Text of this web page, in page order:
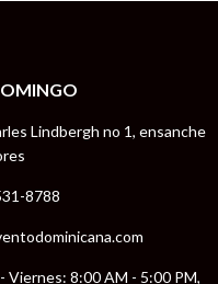
Lindbergh no 1, ensanche
8788
Viernes: 8:00 AM - 5:00 PM,